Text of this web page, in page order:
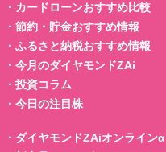
・ カードローンおすすめ比較
・ 節約・貯金おすすめ情報
・ ふるさと納税おすすめ情報
・ 今月のダイヤモンドZAi
・ 投資コラム
・ 今日の注目株
・ ダイヤモンドZAiオンラインα